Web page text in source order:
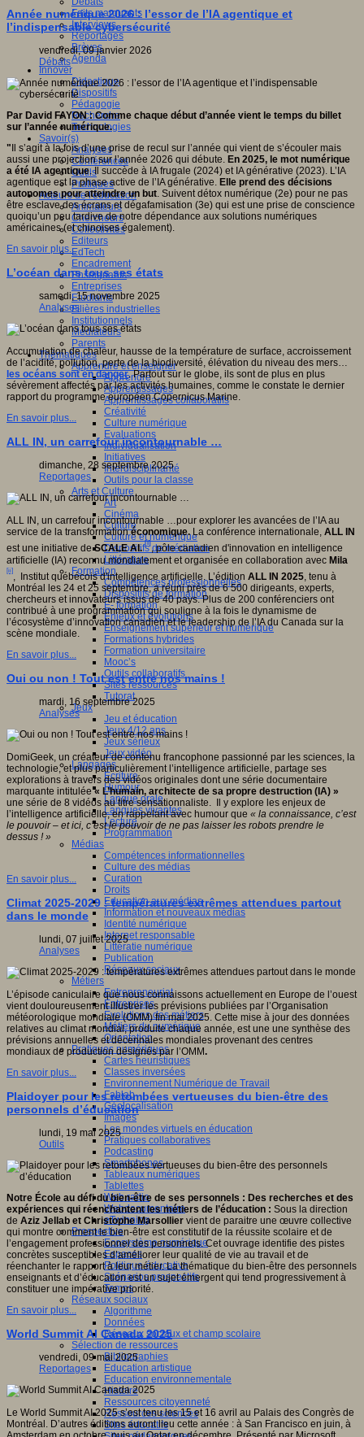
Faits marquants
Interviews
Reportages
Brèves
Agenda
Innover
Didactique
Dispositifs
Pédagogie
Recherche
Technologies
Savoir(s)
Analyses
Conférences
Outils
Pratiques
Acteurs de l'éducation
Animateurs
Chercheurs
Collectivités
Editeurs
EdTech
Encadrement
Enseignants
Entreprises
Etudiants
Filières industrielles
Institutionnels
Médiateurs
Parents
Thématiques
Apprendre et enseigner
Apprendre
Apprentissages
Apprentissages collaboratifs
Créativité
Culture numérique
Evaluations
Individualisation
Initiatives
Interdisciplinarité
Outils pour la classe
Arts et Culture
Art
Cinéma
Culture
Culture et numérique
Dispositifs de médiation
Littérature
Formation
Compétences professionnelles
Dispositifs de formation
E- formation
Enjeux et évolutions
Enseignement supérieur et numérique
Formations hybrides
Formation universitaire
Mooc’s
Outils collaboratifs
Sites ressources
Tutorat
Jeux
Jeu et éducation
Jeux 4/12 ans
Jeux sérieux
Jeux vidéo
Langages
Ecriture
Humour
Langue orale
Langues vivantes
Lecture
Programmation
Médias
Compétences informationnelles
Culture des médias
Curation
Droits
Education aux médias
Information et nouveaux médias
Identité numérique
Internet responsable
Littératie numérique
Publication
Réseaux sociaux
Métiers
Entrepreneuriat
Entreprises
Evolutions des métiers
Métiers du numérique
Orientation
Pratiques numériques
Cartes heuristiques
Classes inversées
Environnement Numérique de Travail
Fablab
Géolocalisation
Images
Les mondes virtuels en éducation
Pratiques collaboratives
Podcasting
Smartphones
Tableaux numériques
Tablettes
Web radio
Webdocumentaire
eTwinning
Prospective
Ecosystème numérique
Espaces
Politique éducative
Scénarios prospectifs
Temps
Réseaux sociaux
Algorithme
Données
Réseaux sociaux et champ scolaire
Sélection de ressources
Bibliographies
Education artistique
Education environnementale
Histoire
Ressources citoyenneté
Ressources sciences
Sites éducatifs
Année numérique 2026 : l’essor de l’IA agentique et
l’indispensable cybersécurité
vendredi, 09 janvier 2026
Débats
Par David FAYON : Comme chaque début d’année vient le temps du billet
sur l’année numérique.
" Il s’agit à la fois d’une prise de recul sur l’année qui vient de s’écouler mais
aussi une projection sur l’année 2026 qui débute. En 2025, le mot numérique
a été IA agentique. Il succède à IA frugale (2024) et IA générative (2023). L’IA
agentique est la phase active de l’IA générative. Elle prend des décisions
autonomes pour atteindre un but. Suivent détox numérique (2e) pour ne pas
être esclave des écrans et dégafamisation (3e) qui est une prise de conscience
quoiqu’un peu tardive de notre dépendance aux solutions numériques
américaines (et chinoises également).
En savoir plus...
L’océan dans tous ses états
samedi, 15 novembre 2025
Analyses
Accumulation de chaleur, hausse de la température de surface, accroissement
de l’acidité, pollution, perte de la biodiversité, élévation du niveau des mers…
les océans sont en danger. Partout sur le globe, ils sont de plus en plus
sévèrement affectés par les activités humaines, comme le constate le dernier
rapport du programme européen Copernicus Marine.
En savoir plus...
ALL IN, un carrefour incontournable …
dimanche, 28 septembre 2025
Reportages
ALL IN, un carrefour incontournable …pour explorer les avancées de l’IA au
service de la transformationéconomique.La conférence internationale, ALL IN
est une initiative deSCALE AI.
[i]
, pôle canadien d'innovation en intelligence
artificielle (IA) reconnu mondialement et organisée en collaboration avec Mila
[ii]
, Institut québécois d'intelligence artificielle. L’édition ALL IN 2025, tenu à
Montréal les 24 et 25 septembre, a réuni près de 6 500 dirigeants, experts,
chercheurs et innovateurs issus de 40 pays. Plus de 200 conférenciers ont
contribué à une programmation qui souligne à la fois le dynamisme de
l’écosystème d’innovation canadien et le leadership de l’IA du Canada sur la
scène mondiale.
En savoir plus...
Oui ou non ! Tout est entre nos mains !
mardi, 16 septembre 2025
Analyses
DomiGeek, un créateur de contenu francophone passionné par les sciences, la
technologie, et plus particulièrement l’intelligence artificielle, partage ses
explorations à travers des vidéos originales dont une série documentaire
marquante intitulée« L’humain, architecte de sa propre destruction (IA) »
une série de 8 vidéos au titre sensationnaliste. Il y explore les enjeux de
l’intelligence artificielle, en rappelant avec humour que « la connaissance, c’est
le pouvoir – et ici, c’est le pouvoir de ne pas laisser les robots prendre le
dessus ! »
En savoir plus...
Climat 2025-2029 : températures extrêmes attendues partout
dans le monde
lundi, 07 juillet 2025
Analyses
L’épisode caniculaire que nous connaissons actuellement en Europe de l’ouest
vient douloureusement illustrer les prévisions publiées par l’Organisation
météorologique mondiale (OMM) fin mai 2025. Cette mise à jour des données
relatives au climat mondial, produite chaque année, est une une synthèse des
prévisions annuelles et décennales mondiales provenant des centres
mondiaux de production désignés par l’OMM.
En savoir plus...
Plaidoyer pour les retombées vertueuses du bien-être des
personnels d’éducation
lundi, 19 mai 2025
Outils
Notre École au défi du bien-être de ses personnels : Des recherches et des
expériences qui réenchantent les métiers de l’éducation : Sous la direction
de Aziz Jellab et Christophe Marsollier vient de paraitre une œuvre collective
qui montre comment le bien-être est constitutif de la réussite scolaire et de
l’engagement professionnel des personnels. Cet ouvrage identifie des pistes
concrètes susceptibles d’améliorer leur qualité de vie au travail et de
réenchanter le rapport à leur métier. La thématique du bien-être des personnels
enseignants et d’éducation est un sujet émergent qui tend progressivement à
constituer une impérative priorité.
En savoir plus...
World Summit AI Canada 2025
vendredi, 09 mai 2025
Reportages
Le World Summit AI 2025 s’est tenu les 15 et 16 avril au Palais des Congrès de
Montréal. D’autres éditions auront lieu cette année : à San Francisco en juin, à